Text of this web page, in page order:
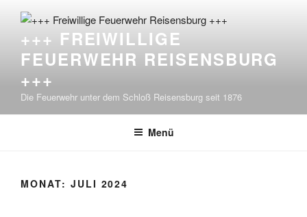
Inhalt
springen+++ FREIWILLIGE
FEUERWEHR REISENSBURG
+++
Die Feuerwehr unter dem Schloß Reisensburg seit 1876
Menü
MONAT: JULI 2024